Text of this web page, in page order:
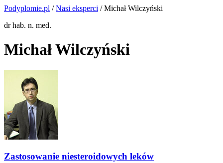
Podyplomie.pl /Nasi eksperci / Michał Wilczyński
dr hab. n. med.
Michał Wilczyński
Zastosowanie niesteroidowych leków